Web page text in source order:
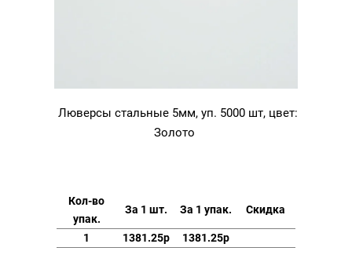
Люверсы стальные 5мм, уп. 5000 шт, цвет:
Золото
Кол-во
упак.
За 1 шт. За 1 упак. Скидка
1 1381.25р 1381.25р